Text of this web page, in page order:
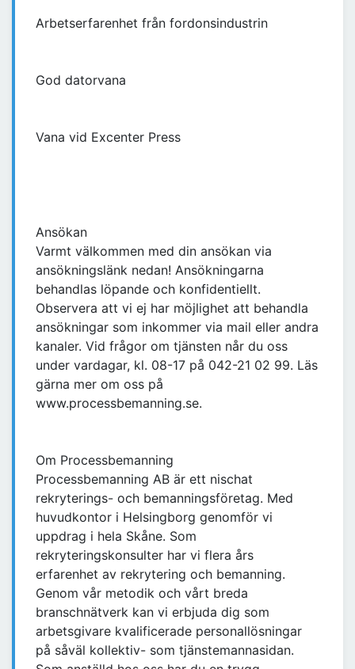
Arbetserfarenhet från fordonsindustrin
God datorvana
Vana vid Excenter Press
Ansökan
Varmt välkommen med din ansökan via
ansökningslänk nedan! Ansökningarna
behandlas löpande och konfidentiellt.
Observera att vi ej har möjlighet att behandla
ansökningar som inkommer via mail eller andra
kanaler. Vid frågor om tjänsten når du oss
under vardagar, kl. 08-17 på 042-21 02 99. Läs
gärna mer om oss på
www.processbemanning.se.
Om Processbemanning
Processbemanning AB är ett nischat
rekryterings- och bemanningsföretag. Med
huvudkontor i Helsingborg genomför vi
uppdrag i hela Skåne. Som
rekryteringskonsulter har vi flera års
erfarenhet av rekrytering och bemanning.
Genom vår metodik och vårt breda
branschnätverk kan vi erbjuda dig som
arbetsgivare kvalificerade personallösningar
på såväl kollektiv- som tjänstemannasidan.